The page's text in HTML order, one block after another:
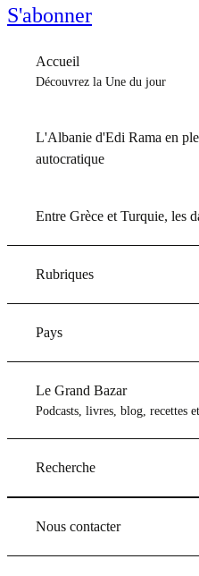
S'abonner
Accueil
Découvrez la Une du jour
L'Albanie d'Edi Rama en
autocratique
Entre Grèce et Turquie, les
Rubriques
Pays
Le Grand Bazar
Podcasts, livres, blog, recettes
Recherche
Nous contacter